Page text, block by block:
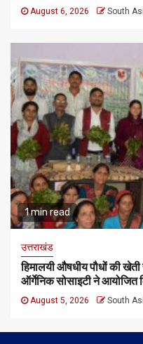
August 6, 2026 South
1 min read
उत्तराखंड
हिमालयी औषधीय पौधों की
ऑर्गेनिक सोसाइटी ने आयोजित
August 5, 2026 South